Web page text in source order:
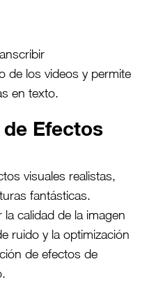
de los videos y permite
en texto.
Efectos
visuales realistas,
fantásticas.
calidad de la imagen
ruido y la optimización
de efectos de